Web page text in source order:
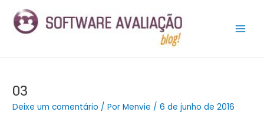
para
03
Deixe um comentário / PorMenvie /6 de junho de 2016
navigation